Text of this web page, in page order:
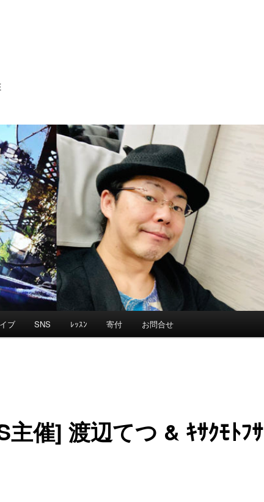
ブ SNS ﾚｯｽﾝ 寄付 お問合せ
催] 渡辺てつ & ｷｻｸﾓﾄﾌｻ